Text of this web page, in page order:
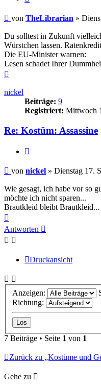
Beitrag
von TheLibrarian »
Du solltest in Zukunft
Würstchen lassen.
Die EU-Minister warnen:
Lesen schadet Ihrer
nickel
Beiträge: 9
Registriert: Mittwoch
Re: Kostüm: Assassine
Beitrag
von nickel » Dienstag 17.
Wie gesagt, ich habe vor so
möchte ich nicht sparen...
Brautkleid bleibt Brautkleid...
oben
Antworten
Druckansicht
Anzeigen:
Richtung:
7 Beiträge • Seite 1 von 1
Zurück zu „Kostüme und
Gehe zu